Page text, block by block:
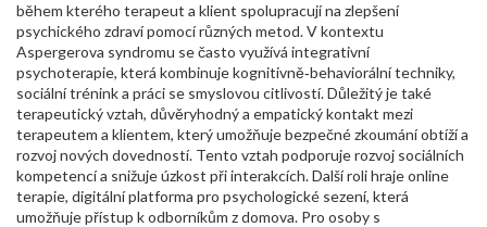
během kterého terapeut a klient spolupracují na zlepšení
psychického zdraví pomocí různých metod. V kontextu
Aspergerova syndromu se často využívá integrativní
psychoterapie, která kombinuje kognitivně‑behaviorální techniky,
sociální trénink a práci se smyslovou citlivostí. Důležitý je také
terapeutický vztah, důvěryhodný a empatický kontakt mezi
terapeutem a klientem, který umožňuje bezpečné zkoumání obtíží a
rozvoj nových dovedností. Tento vztah podporuje rozvoj sociálních
kompetencí a snižuje úzkost při interakcích. Další roli hrajeonline
terapie, digitální platforma pro psychologické sezení, která
umožňuje přístup k odborníkům z domova. Pro osoby s